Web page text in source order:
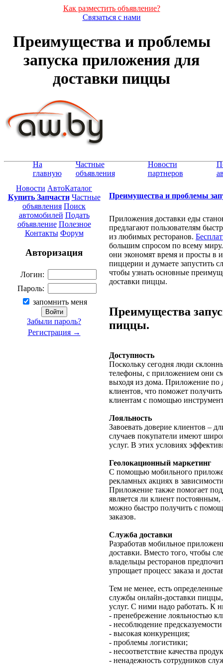
Как разместить объявление?
Связаться с нами
Преимущества и проблемы
запуска приложения для
доставки пиццы
На
главную
Частные
объявления
Новости
партнеров
Новости АвтоКаталог
Купить Запчасти Частные
объявления Поиск
автомобилей Подать
объявление Полезное
Контакты Форум
Авторизация
Логин:
Пароль:
запомнить меня
Забыли пароль?
Регистрация →
Преимущества и проблемы
Приложения доставки еды
предлагают пользователям
из любимых ресторанов.
большим спросом по всему
они экономят время и просты в
пиццерии и думаете запустить
чтобы узнать основные
доставки пиццы.
Преимущества
пиццы.
Доступность
Поскольку сегодня люди
телефоны, с приложением они
выходя из дома. Приложение по
клиентов, что поможет
клиентам с помощью
Лояльность
Завоевать доверие клиентов –
случаев покупатели имеют
услуг. В этих условиях
Геолокационный маркетинг
С помощью мобильного
рекламных акциях в
Приложение также помогает
является ли клиент
можно быстро получить с
заказов.
Служба доставки
Разработав мобильное
доставки. Вместо того, чтобы
владельцы ресторанов
упрощает процесс заказа и
Тем не менее, есть
службы онлайн-доставки пиццы,
услуг. С ними надо работать. К
- пренебрежение лояльностью
- несоблюдение
- высокая конкуренция;
- проблемы логистики;
- несоответствие качества
- ненадежность сотрудников